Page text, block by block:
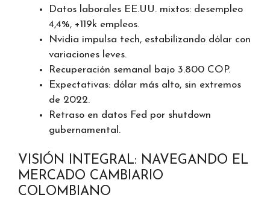
Datos laborales EE.UU. mixtos: desempleo
4,4%, +119k empleos.
Nvidia impulsa tech, estabilizando dólar con
variaciones leves.
Recuperación semanal bajo 3.800 COP.
Expectativas: dólar más alto, sin extremos
de 2022.
Retraso en datos Fed por shutdown
gubernamental.
VISIÓN INTEGRAL: NAVEGANDO EL
MERCADO CAMBIARIO
COLOMBIANO